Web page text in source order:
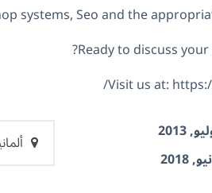
systems, Seo and the
Ready to discuss
Visit us at:
2013
2018